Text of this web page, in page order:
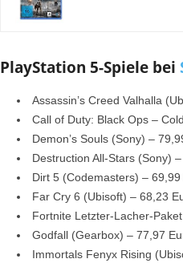
PlayStation 5-Spiele bei
Assassin’s Creed Valhalla
Call of Duty: Black Ops –
Demon’s Souls (Sony) –
Destruction All-Stars (Sony)
Dirt 5 (Codemasters) – 69,99
Far Cry 6 (Ubisoft) – 68,23
Fortnite Letzter-Lacher-
Godfall (Gearbox) – 77,97
Immortals Fenyx Rising